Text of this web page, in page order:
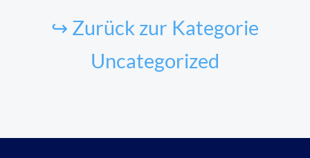
↪ Zurück zur Kategorie
Uncategorized